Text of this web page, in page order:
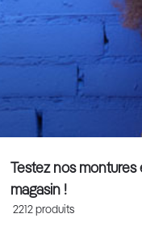
Testez nos
magasin !
2212 produits